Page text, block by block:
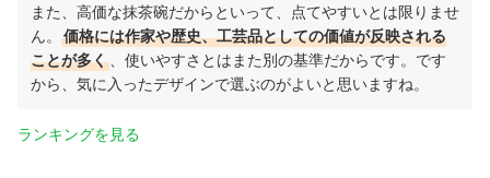
また、高価な抹茶碗だからといって、点てやすいとは限りませ
ん。
価格には作家や歴史、工芸品としての価値が反映される
ことが多く
、使いやすさとはまた別の基準だからです。です
から、気に入ったデザインで選ぶのがよいと思いますね。
ランキングを見る